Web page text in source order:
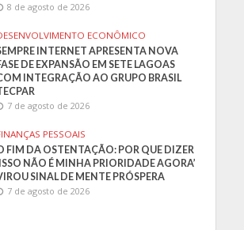
8 de agosto de 2026
ECONÔMICO
INTERNET APRESENTA NOVA
DE EXPANSÃO EM SETE LAGOAS
INTEGRAÇÃO AO GRUPO BRASIL
7 de agosto de 2026
PESSOAIS
FIM DA OSTENTAÇÃO: POR QUE DIZER
NÃO É MINHA PRIORIDADE AGORA’
SINAL DE MENTE PRÓSPERA
7 de agosto de 2026